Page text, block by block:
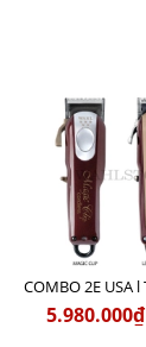
5.980.000₫